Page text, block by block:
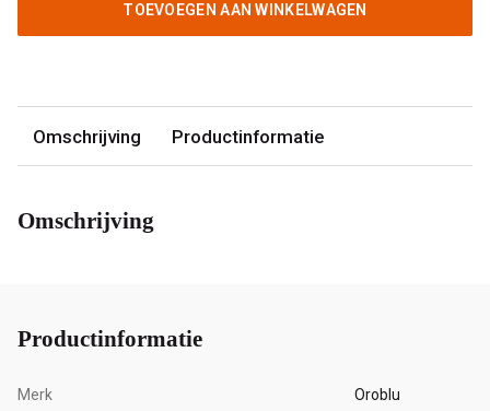
TOEVOEGEN AAN WINKELWAGEN
Omschrijving Productinformatie
Omschrijving
Productinformatie
Merk Oroblu